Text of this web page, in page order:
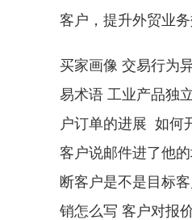
客户，提升外贸业务
买家画像 交易行为
易术语 工业产品独
户订单的进展  如何
客户说邮件进了他
断客户是不是目标
销怎么写 客户对报